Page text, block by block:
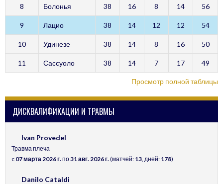
8 Болонья 38 16 8 14 56
9 Лацио 38 14 12 12 54
10 Удинезе 38 14 8 16 50
11 Сассуоло 38 14 7 17 49
Просмотр полной таблицы
ДИСКВАЛИФИКАЦИИ И ТРАВМЫ
Ivan Provedel
Травма плеча
c 07 марта 2026 г.по31 авг. 2026 г.(матчей: 13, дней: 178)
Danilo Cataldi